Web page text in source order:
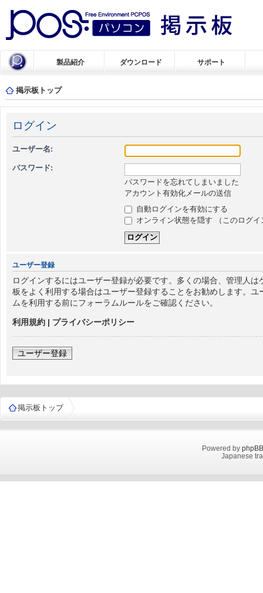
製品紹介 ダウンロード サポート
掲示板トップ
ログイン
ユーザー名:
パスワード:
パスワードを忘れてしまいました
アカウント有効化メールの送信
自動ログインを有効にする
オンライン状態を隠す （このログ
ユーザー登録
ログインするにはユーザー登録が必要です。多くの場合、管理人
板をよく利用する場合はユーザー登録することをお勧めします。
ムを利用する前にフォーラムルールをご確認ください。
利用規約 | プライバシーポリシー
ユーザー登録
掲示板トップ
Powered by phpBB
Japanese